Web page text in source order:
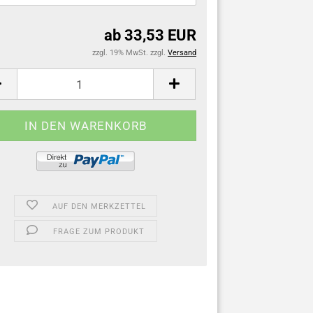
ab 33,53 EUR
zzgl. 19% MwSt. zzgl. Versand
AUF DEN MERKZETTEL
FRAGE ZUM PRODUKT